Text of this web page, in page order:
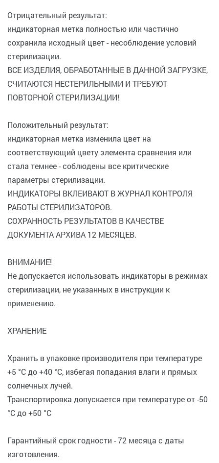
Отрицательный результат:
индикаторная метка полностью или частично
сохранила исходный цвет - несоблюдение условий
стерилизации.
ВСЕ ИЗДЕЛИЯ, ОБРАБОТАННЫЕ В ДАННОЙ ЗАГРУЗКЕ,
СЧИТАЮТСЯ НЕСТЕРИЛЬНЫМИ И ТРЕБУЮТ
ПОВТОРНОЙ СТЕРИЛИЗАЦИИ!
Положительный результат:
индикаторная метка изменила цвет на
соответствующий цвету элемента сравнения или
стала темнее - соблюдены все критические
параметры стерилизации.
ИНДИКАТОРЫ ВКЛЕИВАЮТ В ЖУРНАЛ КОНТРОЛЯ
РАБОТЫ СТЕРИЛИЗАТОРОВ.
СОХРАННОСТЬ РЕЗУЛЬТАТОВ В КАЧЕСТВЕ
ДОКУМЕНТА АРХИВА 12 МЕСЯЦЕВ.
ВНИМАНИЕ!
Не допускается использовать индикаторы в режимах
стерилизации, не указанных в инструкции к
применению.
ХРАНЕНИЕ
Хранить в упаковке производителя при температуре
+5 °C до +40 °C, избегая попадания влаги и прямых
солнечных лучей.
Транспортировка допускается при температуре от -50
°C до +50 °C
Гарантийный срок годности - 72 месяца с даты
изготовления.